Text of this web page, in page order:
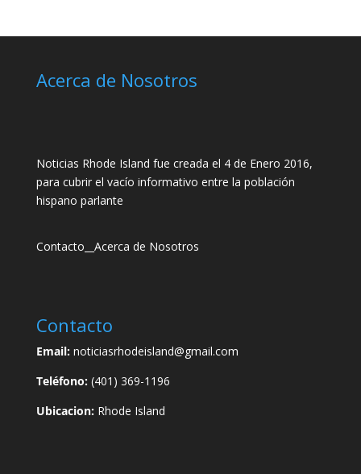
Acerca de Nosotros
Noticias Rhode Island fue creada el 4 de Enero 2016,
para cubrir el vacío informativo entre la población
hispano parlante
Contacto Acerca de Nosotros
Contacto
Email:noticiasrhodeisland@gmail.com
Teléfono:(401) 369-1196
Ubicacion:Rhode Island